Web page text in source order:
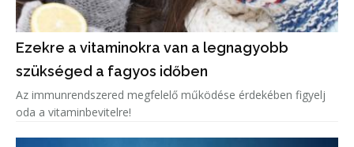
Ezekre a vitaminokra van a legnagyobb
szükséged a fagyos időben
Az immunrendszered megfelelő működése érdekében figyelj
oda a vitaminbevitelre!